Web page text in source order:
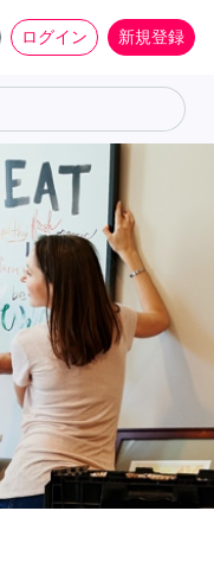
ログイン 新規登録